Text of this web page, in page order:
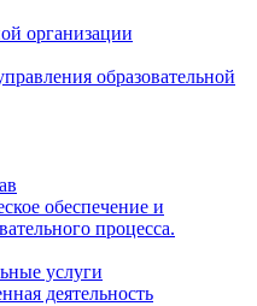
организации
образовательной
обеспечение и
процесса.
услуги
деятельность